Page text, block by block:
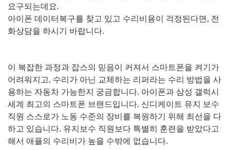
요구되는데요.
아이폰 데이터복구를 찾고 있고 수리비용이 걱정된다면 , 전
화상담을 하시기 바랍니다.
이 복잡한 과정과 잡스의 믿음이 커져서 스마트폰을 켜기가
어려워지고, 수리가 아닌 교체하는 리퍼라는 수리 방법을 사
용하는 자동차 가능한지 궁금합니다. 아이폰과 삼성 갤럭시
세계 최고의 스마트폰 브랜드입니다. 신디케이트 유지 보수
직원 스스로가 노동 수준의 장비를 복원하기 위해 최선을 다
하고 있습니다. 유지보수 직원보다 특별히 훈련을 받았다고
해서 애플의 수리비가 높을 수밖에 없습니다.